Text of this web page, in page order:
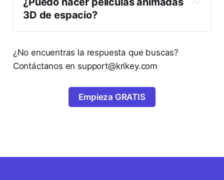
3D de espacio?
¿No encuentras la respuesta que buscas?
Contáctanos en support@krikey.com
Empieza GRATIS